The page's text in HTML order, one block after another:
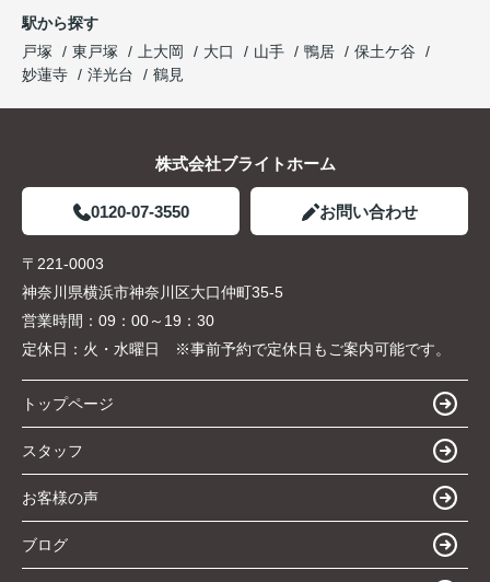
駅から探す
戸塚
東戸塚 上大岡 大口 山手 鴨居
保土ケ谷
妙蓮寺
洋光台 鶴見
株式会社ブライトホーム
0120-07-3550 お問い合わせ
〒221-0003
神奈川県横浜市神奈川区大口仲町35-5
営業時間： 09：00～19：30
定休日： 火・水曜日 ※事前予約で定休日もご案内可能です。
トップページ
スタッフ
お客様の声
ブログ